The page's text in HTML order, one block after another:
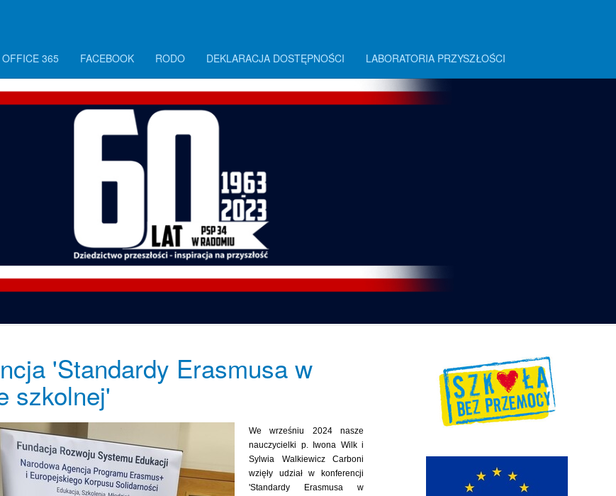
OFFICE 365 FACEBOOK RODO DEKLARACJA DOSTĘPNOŚCI LABORATORIA PRZYSZŁOŚCI
'Standardy Erasmusa w
szkolnej'
We wrześniu 2024 nasze
nauczycielki p. Iwona Wilk i
Sylwia Walkiewicz Carboni
wzięły udział w konferencji
'Standardy Erasmusa w